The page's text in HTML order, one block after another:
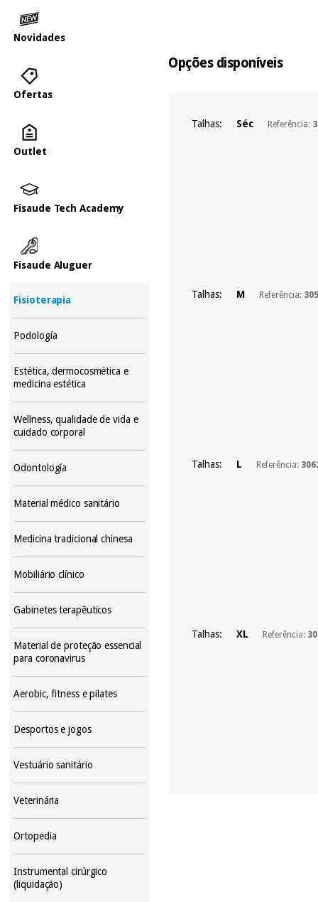
Novidades
Ofertas
Outlet
Fisaude Tech Academy
Fisaude Aluguer
Fisioterapia
Podología
Estética, dermocosmética e
medicina estética
Wellness, qualidade de vida e
cuidado corporal
Odontología
Material médico sanitário
Medicina tradicional chinesa
Mobiliário clínico
Gabinetes terapêuticos
Material de proteção essencial
para coronavirus
Aerobic, fitness e pilates
Desportos e jogos
Vestuário sanitário
Veterinária
Ortopedia
Instrumental cirúrgico
(liquidação)
Opções disponíveis
Talhas: Séc Referência:
Talhas: M Referência:
Talhas: L Referência:
Talhas: XL Referência: